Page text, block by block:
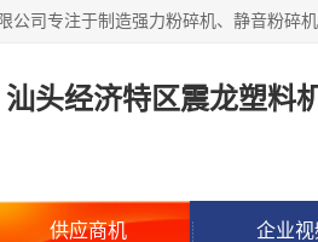
汕头经济特区震龙塑料
供应商机 企业视